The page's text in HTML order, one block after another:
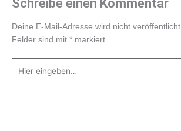
g
r
a
m
o
o
k
-
f
Schreibe einen Kommentar
Deine E-Mail-Adresse wird nicht veröffentlicht.
Felder sind mit * markiert
eingeben…